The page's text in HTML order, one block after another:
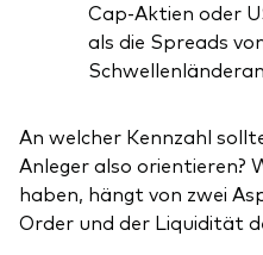
Cap-Aktien oder
als die Spreads
An welcher Kennzahl
Anleger also orientieren?
haben, hängt von zwei
Order und der Liquidität